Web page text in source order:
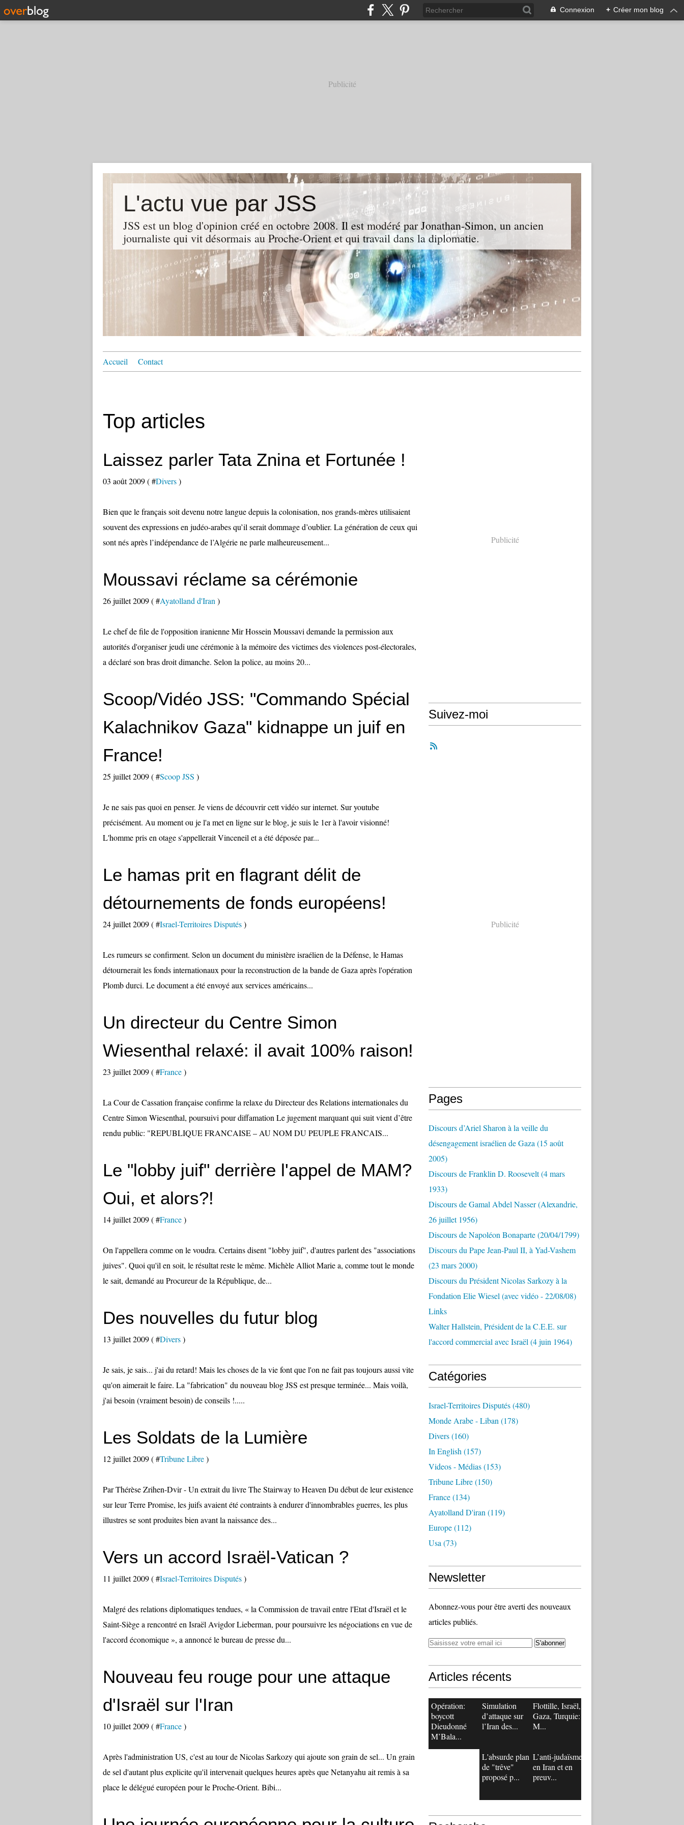
Connexion + Créer mon blog
Publicité
L'actu vue par JSS
JSS est un blog d'opinion créé en octobre 2008. Il est modéré par Jonathan-Simon, un ancien
journaliste qui vit désormais au Proche-Orient et qui travail dans la diplomatie.
Accueil Contact
Top articles
Laissez parler Tata Znina et Fortunée !
03 août 2009 ( #Divers)
Bien que le français soit devenu notre langue depuis la colonisation, nos grands-mères utilisaient
souvent des expressions en judéo-arabes qu’il serait dommage d’oublier. La génération de ceux qui
sont nés après l’indépendance de l’Algérie ne parle malheureusement...
Moussavi réclame sa cérémonie
26 juillet 2009 ( #Ayatolland d'Iran )
Le chef de file de l'opposition iranienne Mir Hossein Moussavi demande la permission aux
autorités d'organiser jeudi une cérémonie à la mémoire des victimes des violences post-électorales,
a déclaré son bras droit dimanche. Selon la police, au moins 20...
Scoop/Vidéo JSS: "Commando Spécial
Kalachnikov Gaza" kidnappe un juif en
France!
25 juillet 2009 ( #Scoop JSS )
Je ne sais pas quoi en penser. Je viens de découvrir cett vidéo sur internet. Sur youtube
précisément. Au moment ou je l'a met en ligne sur le blog, je suis le 1er à l'avoir visionné!
L'homme pris en otage s'appellerait Vinceneil et a été déposée par...
Le hamas prit en flagrant délit de
détournements de fonds européens!
24 juillet 2009 ( #Israel-Territoires Disputés)
Les rumeurs se confirment. Selon un document du ministère israélien de la Défense, le Hamas
détournerait les fonds internationaux pour la reconstruction de la bande de Gaza après l'opération
Plomb durci. Le document a été envoyé aux services américains...
Un directeur du Centre Simon
Wiesenthal relaxé: il avait 100% raison!
23 juillet 2009 ( #France)
La Cour de Cassation française confirme la relaxe du Directeur des Relations internationales du
Centre Simon Wiesenthal, poursuivi pour diffamation Le jugement marquant qui suit vient d’être
rendu public: "REPUBLIQUE FRANCAISE – AU NOM DU PEUPLE FRANCAIS...
Le "lobby juif" derrière l'appel de MAM?
Oui, et alors?!
14 juillet 2009 ( #France)
On l'appellera comme on le voudra. Certains disent "lobby juif", d'autres parlent des "associations
juives". Quoi qu'il en soit, le résultat reste le même. Michèle Alliot Marie a, comme tout le monde
le sait, demandé au Procureur de la République, de...
Des nouvelles du futur blog
13 juillet 2009 ( #Divers)
Je sais, je sais... j'ai du retard! Mais les choses de la vie font que l'on ne fait pas toujours aussi vite
qu'on aimerait le faire. La "fabrication" du nouveau blog JSS est presque terminée... Mais voilà,
j'ai besoin (vraiment besoin) de conseils !.....
Les Soldats de la Lumière
12 juillet 2009 ( #Tribune Libre)
Par Thérèse Zrihen-Dvir - Un extrait du livre The Stairway to Heaven Du début de leur existence
sur leur Terre Promise, les juifs avaient été contraints à endurer d'innombrables guerres, les plus
illustres se sont produites bien avant la naissance des...
Vers un accord Israël-Vatican ?
11 juillet 2009 ( #Israel-Territoires Disputés)
Malgré des relations diplomatiques tendues, « la Commission de travail entre l'Etat d'Israël et le
Saint-Siège a rencontré en Israël Avigdor Lieberman, pour poursuivre les négociations en vue de
l'accord économique », a annoncé le bureau de presse du...
Nouveau feu rouge pour une attaque
d'Israël sur l'Iran
10 juillet 2009 ( #France)
Après l'administration US, c'est au tour de Nicolas Sarkozy qui ajoute son grain de sel... Un grain
de sel d'autant plus explicite qu'il intervenait quelques heures après que Netanyahu ait remis à sa
place le délégué européen pour le Proche-Orient. Bibi...
Publicité
Suivez-moi
Publicité
Pages
Discours d’Ariel Sharon à la veille du
désengagement israélien de Gaza (15 août
2005)
Discours de Franklin D. Roosevelt (4 mars
1933)
Discours de Gamal Abdel Nasser (Alexandrie,
26 juillet 1956)
Discours de Napoléon Bonaparte (20/04/1799)
Discours du Pape Jean-Paul II, à Yad-Vashem
(23 mars 2000)
Discours du Président Nicolas Sarkozy à la
Fondation Elie Wiesel (avec vidéo - 22/08/08)
Links
Walter Hallstein, Président de la C.E.E. sur
l'accord commercial avec Israël (4 juin 1964)
Catégories
Israel-Territoires Disputés(480)
Monde Arabe - Liban (178)
Divers(160)
In English (157)
Videos - Médias(153)
Tribune Libre(150)
France(134)
Ayatolland D'iran (119)
Europe(112)
Usa (73)
Newsletter
Abonnez-vous pour être averti des nouveaux
articles publiés.
Articles récents
Opération:
boycott
Dieudonné
M’Bala...
Simulation
d’attaque sur
l’Iran des...
Flottille, Israël,
Gaza, Turquie:
M...
L'absurde plan
de "trêve"
proposé p...
L’anti-judaïsme
en Iran et en
preuv...